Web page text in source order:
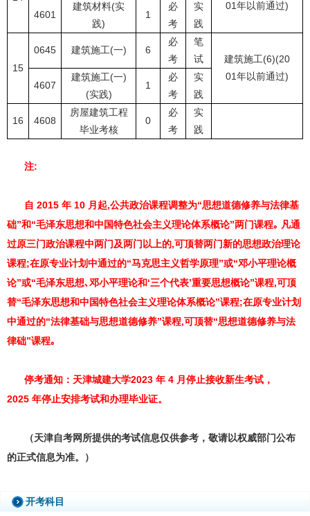
01年以前通过)
4601
建筑材料(实
践)
1
必
考
实
践
15
0645 建筑施工(一) 6
必
考
笔
试
建筑施工(6)(20
01年以前通过)
4607
建筑施工(一)
(实践)
1
必
考
实
践
16 4608
房屋建筑工程
毕业考核
0
必
考
实
践
注:
自 2015 年 10 月起,公共政治课程调整为“思想道德修养与法律基
础”和“毛泽东思想和中国特色社会主义理论体系概论”两门课程｡ 凡通
过原三门政治课程中两门及两门以上的,可顶替两门新的思想政治理论
课程;在原专业计划中通过的“马克思主义哲学原理”或“邓小平理论概
论”或“毛泽东思想､邓小平理论和‘三个代表’重要思想概论”课程,可顶
替“毛泽东思想和中国特色社会主义理论体系概论”课程;在原专业计划
中通过的“法律基础与思想道德修养”课程,可顶替“思想道德修养与法
律础”课程｡
停考通知：天津城建大学2023 年 4 月停止接收新生考试，
2025 年停止安排考试和办理毕业证。
（天津自考网所提供的考试信息仅供参考，敬请以权威部门公布
的正式信息为准。）
开考科目